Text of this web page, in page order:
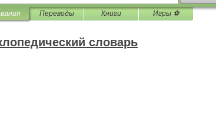
Переводы Книги Игры ⚽
словарь